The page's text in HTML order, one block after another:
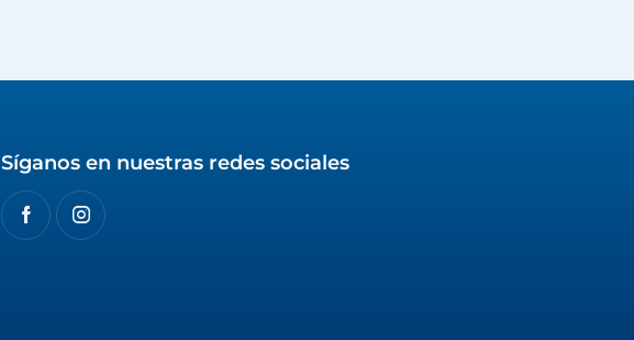
Síganos en nuestras redes sociales